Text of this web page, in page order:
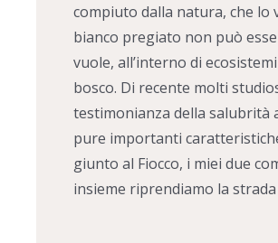
compiuto dalla natura, che lo
bianco pregiato non può
vuole, all’interno di
bosco. Di recente molti
testimonianza della salubrità
pure importanti
giunto al Fiocco, i miei due
insieme riprendiamo la strada